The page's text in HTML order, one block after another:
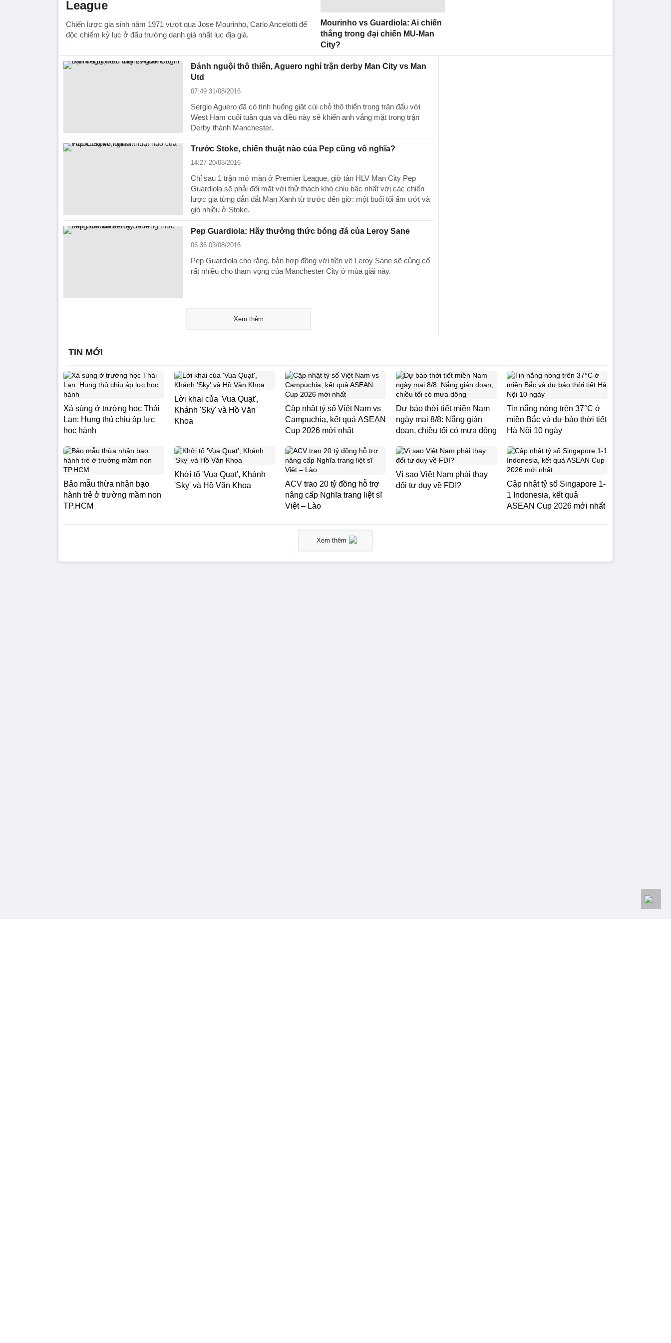
League
Chiến lược gia sinh năm 1971 vượt qua Jose Mourinho, Carlo Ancelotti để
độc chiếm kỷ lục ở đấu trường danh giá nhất lục địa già.
Mourinho vs Guardiola: Ai chiến
thắng trong đại chiến MU-Man
City?
Đánh nguội thô thiển, Aguero nghỉ trận derby Man City vs Man
Utd
07:49 31/08/2016
Sergio Aguero đã có tình huống giật cùi chỏ thô thiển trong trận đấu với
West Ham cuối tuần qua và điều này sẽ khiến anh vắng mặt trong trận
Derby thành Manchester.
Trước Stoke, chiến thuật nào của Pep cũng vô nghĩa?
14:27 20/08/2016
Chỉ sau 1 trận mở màn ở Premier League, giờ tân HLV Man City Pep
Guardiola sẽ phải đối mặt với thử thách khó chịu bậc nhất với các chiến
lược gia từng dẫn dắt Man Xanh từ trước đến giờ: một buổi tối ẩm ướt và
gió nhiều ở Stoke.
Pep Guardiola: Hãy thưởng thức bóng đá của Leroy Sane
06:36 03/08/2016
Pep Guardiola cho rằng, bản hợp đồng với tiền vệ Leroy Sane sẽ củng cố
rất nhiều cho tham vọng của Manchester City ở mùa giải này.
Xem thêm
TIN MỚI
Xả súng ở trường học Thái
Lan: Hung thủ chịu áp lực
học hành
Lời khai của 'Vua Quạt',
Khánh 'Sky' và Hồ Văn
Khoa
Cập nhật tỷ số Việt Nam vs
Campuchia, kết quả ASEAN
Cup 2026 mới nhất
Dự báo thời tiết miền Nam
ngày mai 8/8: Nắng gián
đoạn, chiều tối có mưa dông
Tin nắng nóng trên 37°C ở
miền Bắc và dự báo thời tiết
Hà Nội 10 ngày
Bảo mẫu thừa nhận bạo
hành trẻ ở trường mầm non
TP.HCM
Khởi tố 'Vua Quạt', Khánh
'Sky' và Hồ Văn Khoa
ACV trao 20 tỷ đồng hỗ trợ
nâng cấp Nghĩa trang liệt sĩ
Việt – Lào
Vì sao Việt Nam phải thay
đổi tư duy về FDI?
Cập nhật tỷ số Singapore 1-
1 Indonesia, kết quả
ASEAN Cup 2026 mới nhất
Xem thêm